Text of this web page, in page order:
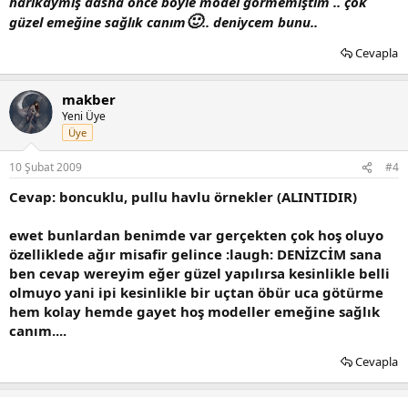
güzel emeğine sağlık canım🙂.. deniycem bunu..
Cevapla
makber
Yeni Üye
Üye
10 Şubat 2009 #4
Cevap: boncuklu, pullu havlu örnekler (ALINTIDIR)
ewet bunlardan benimde var gerçekten çok hoş oluyo
özelliklede ağır misafir gelince :laugh: DENİZCİM sana
ben cevap wereyim eğer güzel yapılırsa kesinlikle belli
olmuyo yani ipi kesinlikle bir uçtan öbür uca götürme
hem kolay hemde gayet hoş modeller emeğine sağlık
canım....
Cevapla